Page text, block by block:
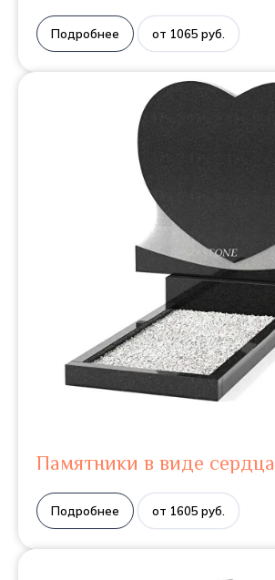
Подробнее от 1065 руб.
Памятники в виде сердца
Подробнее от 1605 руб.